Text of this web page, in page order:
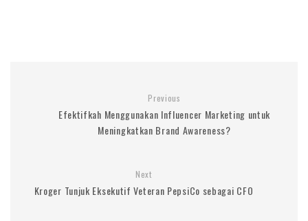
Previous
Efektifkah Menggunakan Influencer Marketing untuk
Meningkatkan Brand Awareness?
Next
Kroger Tunjuk Eksekutif Veteran PepsiCo sebagai CFO